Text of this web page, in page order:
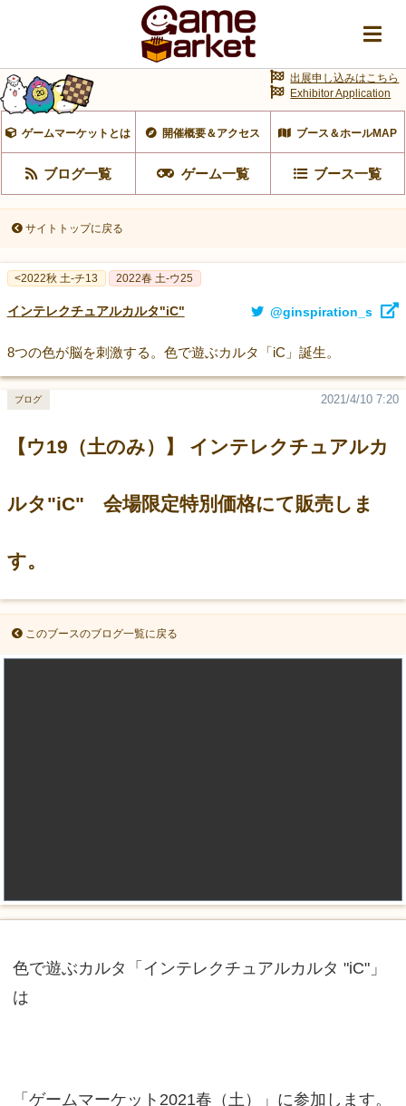
ゲームマーケットとは 開催概要＆アクセス ブース＆ホールMAP
ブログ一覧 ゲーム一覧 ブース一覧
出展申し込みはこちら
Exhibitor Application
サイトトップに戻る
<2022秋 土-チ13 2022春 土-ウ25
インテレクチュアルカルタ"iC" @ginspiration_s
8つの色が脳を刺激する。色で遊ぶカルタ「iC」誕生。
【ウ19（土のみ）】 インテレクチュアルカ
ルタ"iC" 会場限定特別価格にて販売しま
す。
2021/4/10 7:20
ブログ
このブースのブログ一覧に戻る
色で遊ぶカルタ「インテレクチュアルカルタ "iC"」
は
「ゲームマーケット2021春（土）」に参加します。